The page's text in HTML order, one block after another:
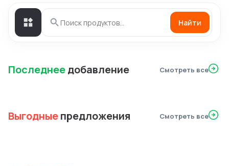
Найти
Последнеедобавление Смотреть все
Выгодныепредложения Смотреть все